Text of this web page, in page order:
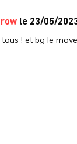
le 23/05/
! et bg le